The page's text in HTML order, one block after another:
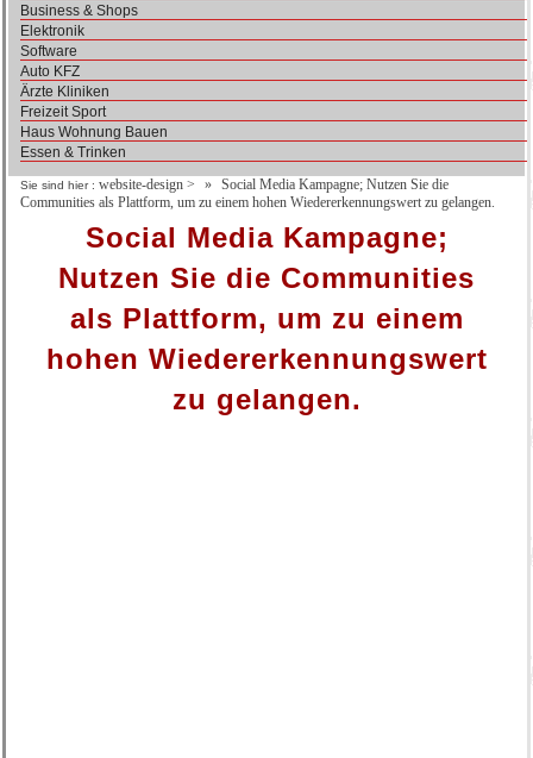
Business & Shops
Elektronik
Software
Auto KFZ
Ärzte Kliniken
Freizeit Sport
Haus Wohnung Bauen
Essen & Trinken
Sie sind hier : website-design >
Social Media Kampagne; Nutzen Sie die
Communities als Plattform, um zu einem hohen Wiedererkennungswert zu gelangen.
Social Media Kampagne;
Nutzen Sie die Communities
als Plattform, um zu einem
hohen Wiedererkennungswert
zu gelangen.